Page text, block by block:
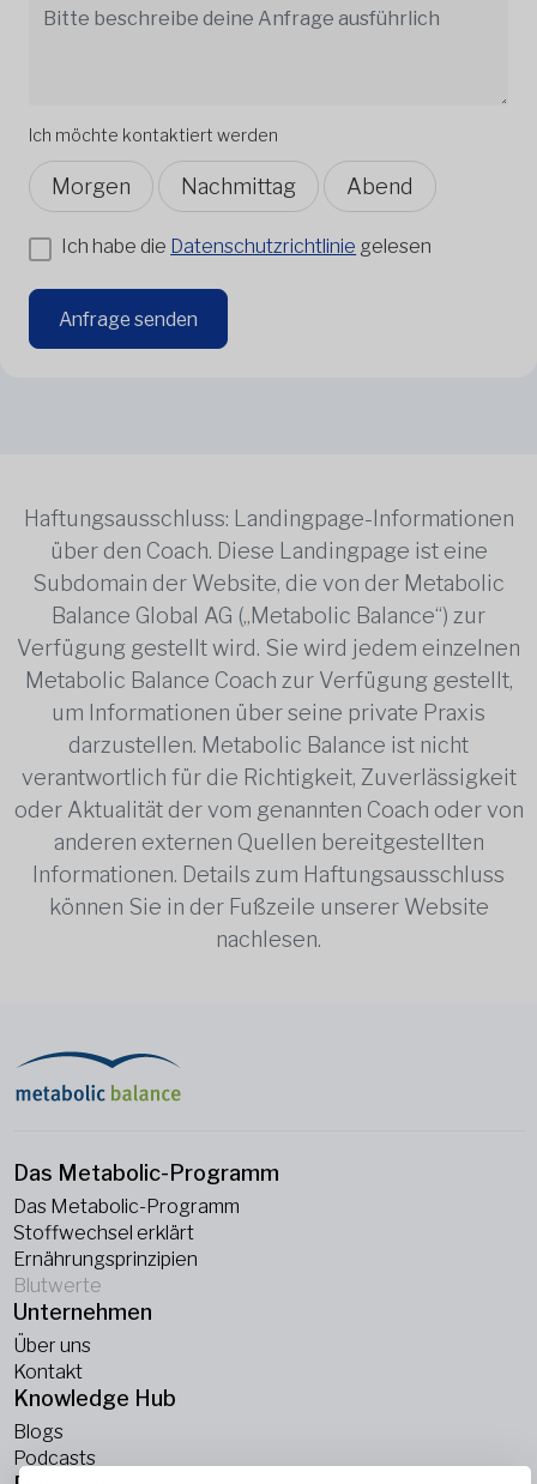
Ich möchte kontaktiert werden
Morgen Nachmittag Abend
Ich habe die Datenschutzrichtlinie gelesen
Anfrage senden
Haftungsausschluss: Landingpage-Informationen
über den Coach. Diese Landingpage ist eine
Subdomain der Website, die von der Metabolic
Balance Global AG („Metabolic Balance“) zur
Verfügung gestellt wird. Sie wird jedem einzelnen
Metabolic Balance Coach zur Verfügung gestellt,
um Informationen über seine private Praxis
darzustellen. Metabolic Balance ist nicht
verantwortlich für die Richtigkeit, Zuverlässigkeit
oder Aktualität der vom genannten Coach oder von
anderen externen Quellen bereitgestellten
Informationen. Details zum Haftungsausschluss
können Sie in der Fußzeile unserer Website
nachlesen.
Das Metabolic-Programm
Das Metabolic-Programm
Stoffwechsel erklärt
Ernährungsprinzipien
Blutwerte
Unternehmen
Über uns
Kontakt
Knowledge Hub
Blogs
Podcasts